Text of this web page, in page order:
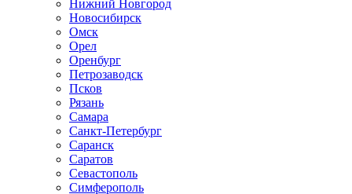
Нижний Новгород
Новосибирск
Омск
Орел
Оренбург
Петрозаводск
Псков
Рязань
Самара
Санкт-Петербург
Саранск
Саратов
Севастополь
Симферополь